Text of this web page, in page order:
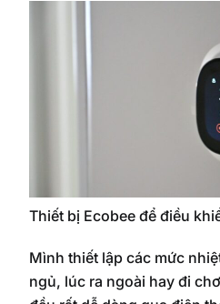
Thiết bị Ecobee để điều
Mình thiết lập các mức
ngủ, lúc ra ngoài hay đi